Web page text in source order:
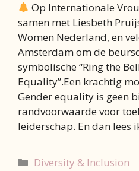
Op Internationale
samen met Liesbeth
Women Nederland, en
Amsterdam om de
symbolische “Ring the
Equality”.Een krachtig
Gender equality is geen
randvoorwaarde voor
leiderschap. En dan lees
Categorieën
Diversity & Inclusion